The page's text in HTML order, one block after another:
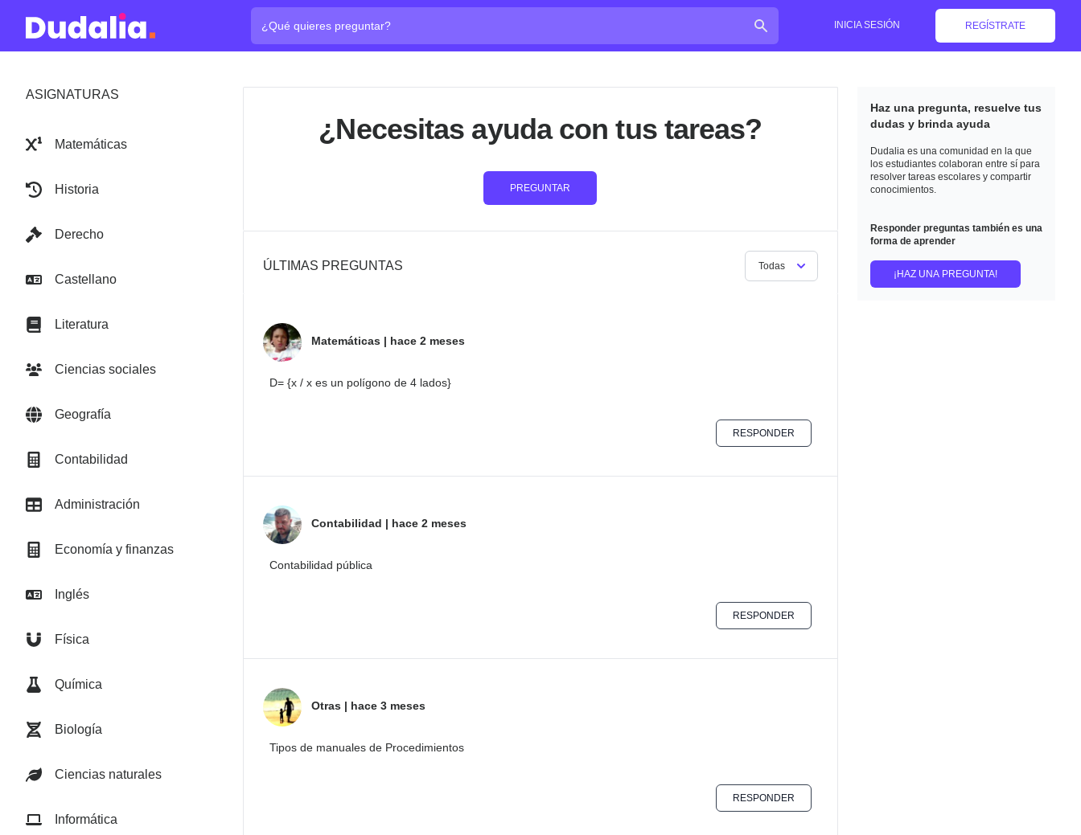
INICIA SESIÓN REGÍSTRATE
ASIGNATURAS
Matemáticas
Historia
Derecho
Castellano
Literatura
Ciencias sociales
Geografía
Contabilidad
Administración
Economía y finanzas
Inglés
Física
Química
Biología
Ciencias naturales
Informática
¿Necesitas ayuda con tus tareas?
PREGUNTAR
ÚLTIMAS PREGUNTAS Todas
Matemáticas | hace 2 meses
D= {x / x es un polígono de 4 lados}
RESPONDER
Contabilidad | hace 2 meses
Contabilidad pública
RESPONDER
Otras | hace 3 meses
Tipos de manuales de Procedimientos
RESPONDER
Haz una pregunta, resuelve tus
dudas y brinda ayuda
Dudalia es una comunidad en la que
los estudiantes colaboran entre sí para
resolver tareas escolares y compartir
conocimientos.
Responder preguntas también es una
forma de aprender
¡HAZ UNA PREGUNTA!